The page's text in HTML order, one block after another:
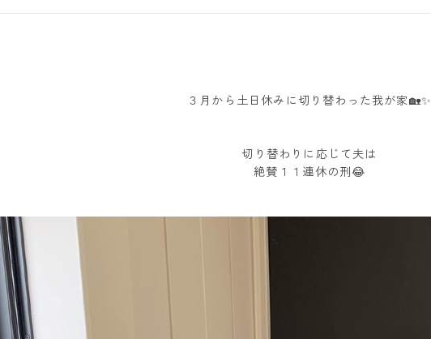
３月から土日休みに切り替わった我が家🏡✨
切り替わりに応じて夫は
絶賛１１連休の刑😂